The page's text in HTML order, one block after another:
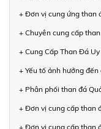
+ Đơn vị cung ứng than
+ Chuyên cung cấp
+ Cung Cấp Than Đá
+ Yếu tố ảnh hưởng
+ Phân phối than đá
+ Đơn vị cung cấp than
+ Đơn vị cung cấp than